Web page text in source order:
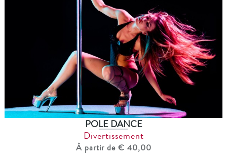
POLE DANCE
Divertissement
À partir de € 40,00